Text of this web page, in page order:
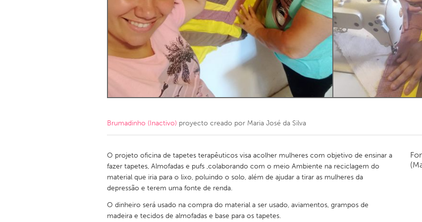
Amherstburg
Kingston Kitchener-Waterloo New
Ottawa
South Shore Toronto
MALAYSIA
Qatar
SINGAPORE
Brumadinho (Inactivo) proyecto creado por Maria José da Silva
O projeto oficina de tapetes terapêuticos visa acolher mulheres com objetivo de ensinar a
fazer tapetes, Almofadas e pufs ,colaborando com o meio Ambiente na reciclagem do
material que iria para o lixo, poluindo o solo, além de ajudar a tirar as mulheres da
depressão e terem uma fonte de renda.
O dinheiro será usado na compra do material a ser usado, aviamentos, grampos de
madeira e tecidos de almofadas e base para os tapetes.